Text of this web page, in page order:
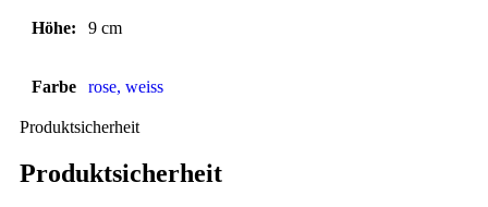
Höhe: 9 cm
Farbe rose, weiss
Produktsicherheit
Produktsicherheit